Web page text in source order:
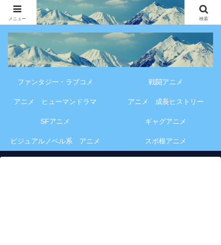
アニメ・漫画・VOD作品の見どころ、配信情報、登場人物や物語の考察を、作
品別・ジャンル別に分かりやすく紹介する専門ブログです。
ファンタジー・ラブコメ 戦闘アニメ
アニメ ヒューマンドラマ アニメ 成長ヒストリー
SFアニメ ギャグアニメ
ビジュアルノベル系 アニメ スポ根アニメ
メニュー 検索